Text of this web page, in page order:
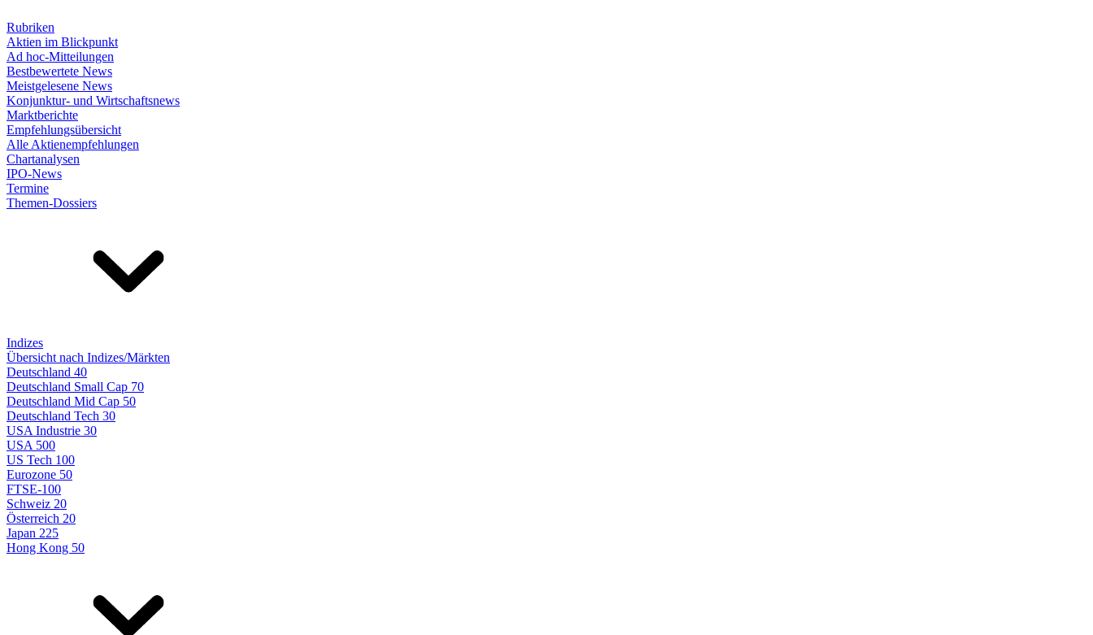
Rubriken
Aktien im Blickpunkt
Ad hoc-Mitteilungen
Bestbewertete News
Meistgelesene News
Konjunktur- und Wirtschaftsnews
Marktberichte
Empfehlungsübersicht
Alle Aktienempfehlungen
Chartanalysen
IPO-News
Termine
Themen-Dossiers
Indizes
Übersicht nach Indizes/Märkten
Deutschland 40
Deutschland Small Cap 70
Deutschland Mid Cap 50
Deutschland Tech 30
USA Industrie 30
USA 500
US Tech 100
Eurozone 50
FTSE-100
Schweiz 20
Österreich 20
Japan 225
Hong Kong 50